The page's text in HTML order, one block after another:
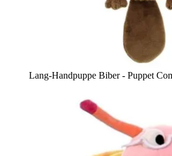
Lang-Handpuppe Biber - Puppet